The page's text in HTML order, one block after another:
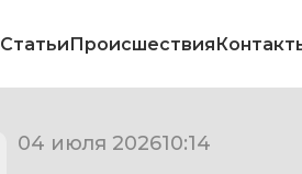
СтатьиПроисшествия
04 июля 202610:14